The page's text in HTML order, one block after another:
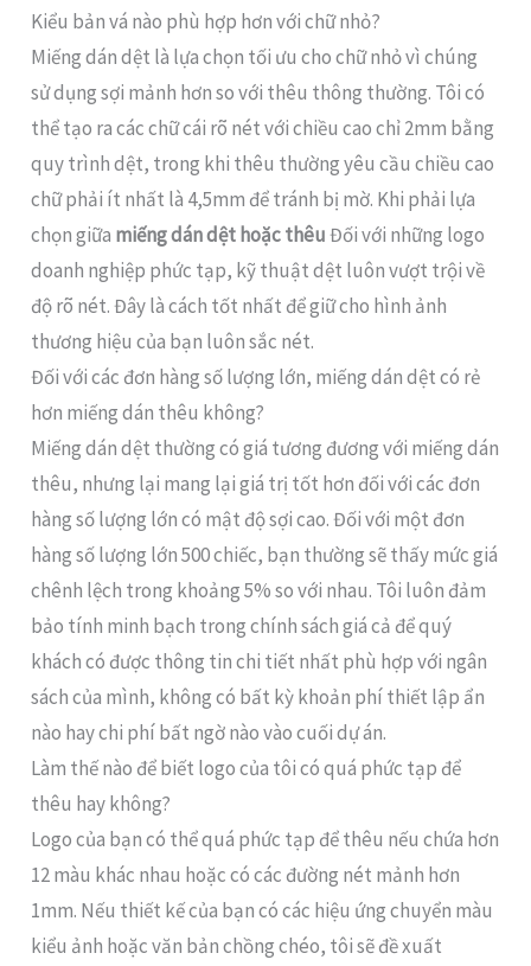
Kiểu bản vá nào phù hợp hơn với chữ nhỏ?
Miếng dán dệt là lựa chọn tối ưu cho chữ nhỏ vì chúng
sử dụng sợi mảnh hơn so với thêu thông thường. Tôi có
thể tạo ra các chữ cái rõ nét với chiều cao chỉ 2mm bằng
quy trình dệt, trong khi thêu thường yêu cầu chiều cao
chữ phải ít nhất là 4,5mm để tránh bị mờ. Khi phải lựa
chọn giữa miếng dán dệt hoặc thêuĐối với những logo
doanh nghiệp phức tạp, kỹ thuật dệt luôn vượt trội về
độ rõ nét. Đây là cách tốt nhất để giữ cho hình ảnh
thương hiệu của bạn luôn sắc nét.
Đối với các đơn hàng số lượng lớn, miếng dán dệt có rẻ
hơn miếng dán thêu không?
Miếng dán dệt thường có giá tương đương với miếng dán
thêu, nhưng lại mang lại giá trị tốt hơn đối với các đơn
hàng số lượng lớn có mật độ sợi cao. Đối với một đơn
hàng số lượng lớn 500 chiếc, bạn thường sẽ thấy mức giá
chênh lệch trong khoảng 5% so với nhau. Tôi luôn đảm
bảo tính minh bạch trong chính sách giá cả để quý
khách có được thông tin chi tiết nhất phù hợp với ngân
sách của mình, không có bất kỳ khoản phí thiết lập ẩn
nào hay chi phí bất ngờ nào vào cuối dự án.
Làm thế nào để biết logo của tôi có quá phức tạp để
thêu hay không?
Logo của bạn có thể quá phức tạp để thêu nếu chứa hơn
12 màu khác nhau hoặc có các đường nét mảnh hơn
1mm. Nếu thiết kế của bạn có các hiệu ứng chuyển màu
kiểu ảnh hoặc văn bản chồng chéo, tôi sẽ đề xuất